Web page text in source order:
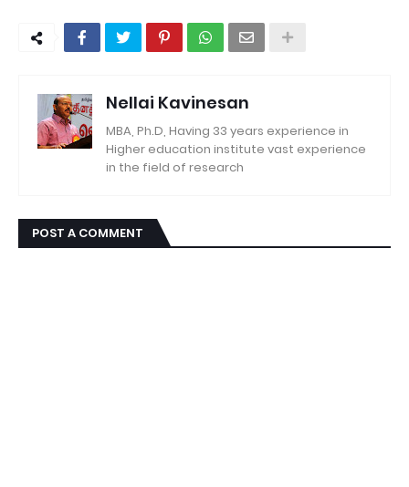
Nellai Kavinesan
MBA, Ph.D, Having 33 years experience in
Higher education institute vast experience
in the field of research
POST A COMMENT